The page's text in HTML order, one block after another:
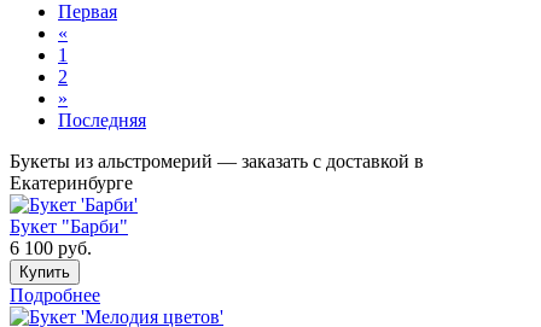
Первая
«
1
2
»
Последняя
Букеты из альстромерий — заказать с доставкой в
Екатеринбурге
Букет "Барби"
6 100 руб.
Купить
Подробнее